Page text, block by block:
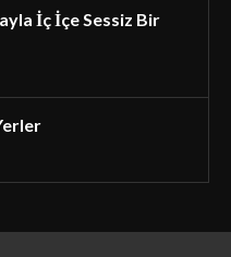
İç İçe Sessiz Bir